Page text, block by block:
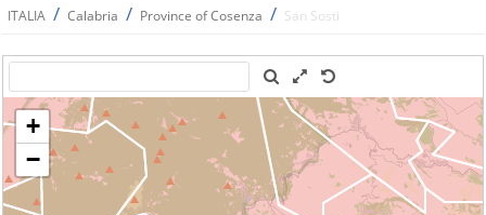
ITALIA / Calabria / Province of Cosenza / San Sosti